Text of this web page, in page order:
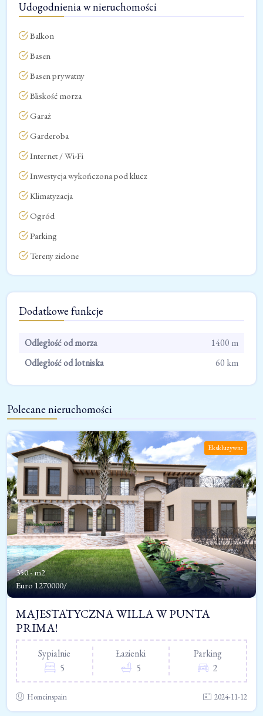
Udogodnienia w nieruchomości
Balkon
Basen
Basen prywatny
Bliskość morza
Garaż
Garderoba
Internet / Wi-Fi
Inwestycja wykończona pod klucz
Klimatyzacja
Ogród
Parking
Tereny zielone
Dodatkowe funkcje
Odległość od morza
1400 m
Odległość od lotniska
60 km
Polecane nieruchomości
Ekskluzywne
350 - m2
Euro1270000/
MAJESTATYCZNA WILLA W PUNTA
PRIMA!
Sypialnie
5
Łazienki
5
Parking
2
Homeinspain 2024-11-12